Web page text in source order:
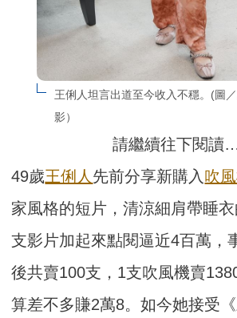
王俐人坦言出道至今收入不穩。(圖
影）
請繼續往下閱讀
49歲王俐人 先前分享新購入 吹
家風格的短片，清涼細肩帶睡
支影片加起來點閱逼近4百萬，
後共賣100支，1支吹風機賣
算差不多賺2萬8。如今她接受《